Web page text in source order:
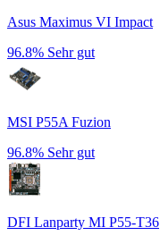
Asus Maximus VI Impact
96.8% Sehr gut
MSI P55A Fuzion
96.8% Sehr gut
DFI Lanparty MI P55-T36